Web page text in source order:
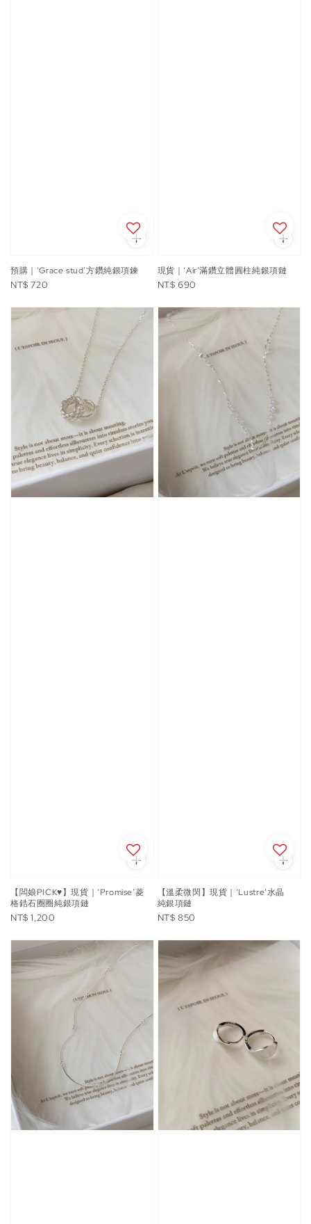
預購｜‘Grace stud’方鑽純銀項鍊
Regular
NT$ 720
現貨｜‘Air’滿鑽立體圓柱純銀項鏈
Regular
NT$ 690
【闆娘PICK♥️】現貨｜‘Promise’菱
格鋯石圈圈純銀項鏈
Regular
NT$ 1,200
【溫柔微閃】現貨｜‘Lustre’水晶
純銀項鏈
Regular
NT$ 850